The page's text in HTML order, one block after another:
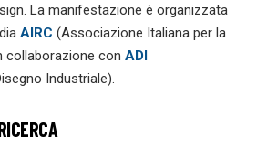
La manifestazione è organizzata
AIRC (Associazione Italiana per la
collaborazione con ADI
Industriale).